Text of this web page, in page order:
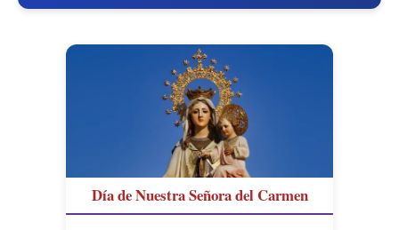
Día de Nuestra Señora del Carmen